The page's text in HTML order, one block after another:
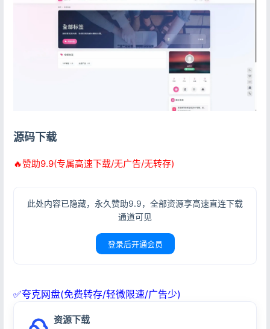
源码下载
🔥赞助9.9(专属高速下载/无广告/无转存)
此处内容已隐藏，永久赞助9.9，全部资源享高速直连下载
通道可见
登录后开通会员
✅夸克网盘(免费转存/轻微限速/广告少)
资源下载